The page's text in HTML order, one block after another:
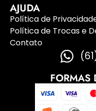
AJUDA
Política de
Política de Trocas e
Contato
FORMAS